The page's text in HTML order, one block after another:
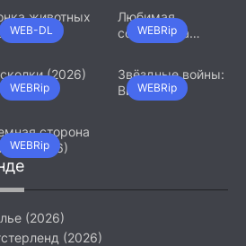
WEB-DL
животных
WEBRip
Любимая
сотрудница
WEBRip
(2026)
WEBRip
Звёздные войны:
Видения.
WEBRip
сторона
(2026)
(2026)
(2026)